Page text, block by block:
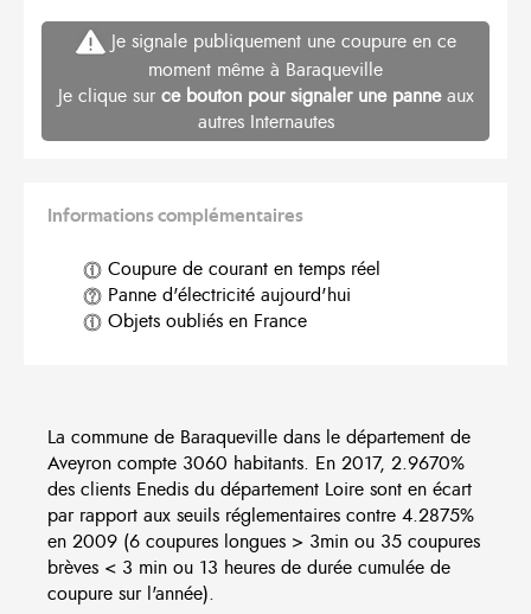
Je signale publiquement une coupure en ce
moment même à Baraqueville
Je clique sur ce bouton pour signaler une panneaux
autres Internautes
Informations complémentaires
Coupure de courant en temps réel
Panne d'électricité aujourd'hui
Objets oubliés en France
La commune de Baraqueville dans le département de
Aveyron compte 3060 habitants. En 2017, 2.9670%
des clients Enedis du département Loire sont en écart
par rapport aux seuils réglementaires contre 4.2875%
en 2009 (6 coupures longues > 3min ou 35 coupures
brèves < 3 min ou 13 heures de durée cumulée de
coupure sur l'année).